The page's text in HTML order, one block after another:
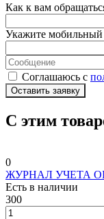
Как к вам
Укажите мобильный
Соглашаюсь с
Оставить заявку
С этим
0
ЖУРНАЛ УЧЕТА
Есть в наличии
300